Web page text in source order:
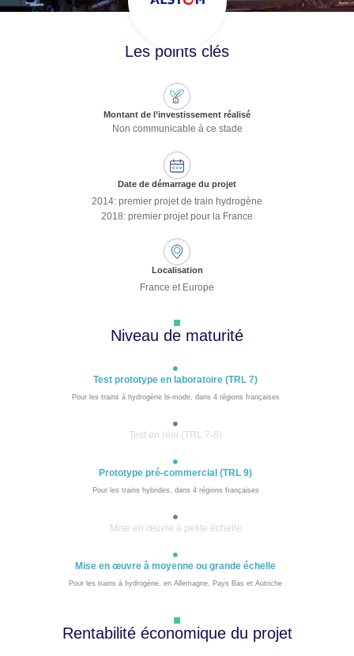
Les points clés
Montant de l’investissement réalisé
Non communicable à ce stade
Date de démarrage du projet
2014: premier projet de train hydrogène
2018: premier projet pour la France
Localisation
France et Europe
Niveau de maturité
Test prototype en laboratoire (TRL 7)
Pour les trains à hydrogène bi-mode, dans 4 régions françaises
Test en réel (TRL 7-8)
Prototype pré-commercial (TRL 9)
Pour les trains hybrides, dans 4 régions françaises
Mise en œuvre à petite échelle
Mise en œuvre à moyenne ou grande échelle
Pour les trains à hydrogène, en Allemagne, Pays Bas et Autriche
Rentabilité économique du projet